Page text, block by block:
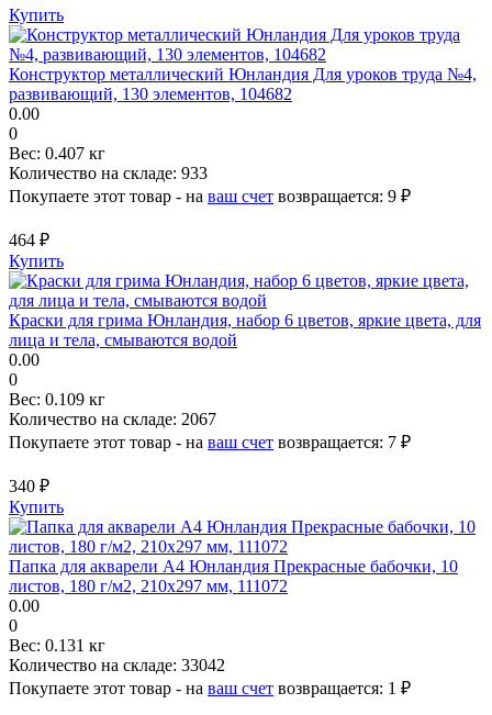
Купить
Конструктор металлический Юнландия Для уроков труда №4,
развивающий, 130 элементов, 104682
0.00
0
Вес: 0.407 кг
Количество на складе: 933
Покупаете этот товар - на ваш счет возвращается: 9 ₽
464 ₽
Купить
Краски для грима Юнландия, набор 6 цветов, яркие цвета, для
лица и тела, смываются водой
0.00
0
Вес: 0.109 кг
Количество на складе: 2067
Покупаете этот товар - на ваш счет возвращается: 7 ₽
340 ₽
Купить
Папка для акварели А4 Юнландия Прекрасные бабочки, 10
листов, 180 г/м2, 210х297 мм, 111072
0.00
0
Вес: 0.131 кг
Количество на складе: 33042
Покупаете этот товар - на ваш счет возвращается: 1 ₽